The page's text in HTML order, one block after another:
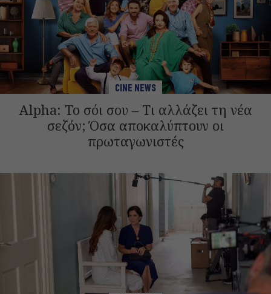
CINE NEWS
Alpha: Το σόι σου – Τι αλλάζει τη νέα
σεζόν; Όσα αποκαλύπτουν οι
πρωταγωνιστές